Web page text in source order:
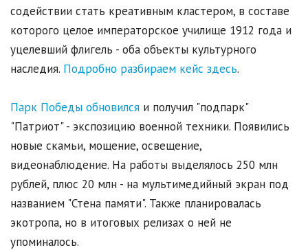
содействии стать креативным кластером, в составе
которого целое императорское училище 1912 года и
уцелевший флигель - оба объекты культурного
наследия. Подробно разбираем кейс здесь.
Парк Победы обновился и получил "подпарк"
"Патриот" - экспозицию военной техники. Появились
новые скамьи, мощение, освещение,
видеонаблюдение. На работы выделялось 250 млн
рублей, плюс 20 млн - на мультимедийный экран под
названием "Стена памяти". Также планировалась
экотропа, но в итоговых релизах о ней не
упоминалось.